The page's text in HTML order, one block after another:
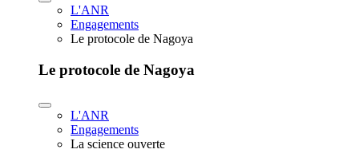
L'ANR
Engagements
Le protocole de Nagoya
Le protocole de Nagoya
L'ANR
Engagements
La science ouverte